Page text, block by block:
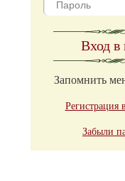
Вход в
Запомнить
Регистрация
Забыли